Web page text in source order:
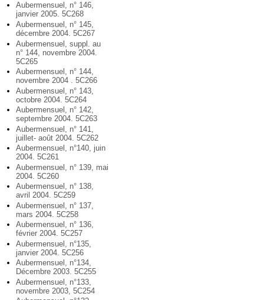
Aubermensuel, n° 146,
janvier 2005. 5C268
Aubermensuel, n° 145,
décembre 2004. 5C267
Aubermensuel, suppl. au
n° 144, novembre 2004.
5C265
Aubermensuel, n° 144,
novembre 2004 . 5C266
Aubermensuel, n° 143,
octobre 2004. 5C264
Aubermensuel, n° 142,
septembre 2004. 5C263
Aubermensuel, n° 141,
juillet- août 2004. 5C262
Aubermensuel, n°140, juin
2004. 5C261
Aubermensuel, n° 139, mai
2004. 5C260
Aubermensuel, n° 138,
avril 2004. 5C259
Aubermensuel, n° 137,
mars 2004. 5C258
Aubermensuel, n° 136,
février 2004. 5C257
Aubermensuel, n°135,
janvier 2004. 5C256
Aubermensuel, n°134,
Décembre 2003. 5C255
Aubermensuel, n°133,
novembre 2003, 5C254